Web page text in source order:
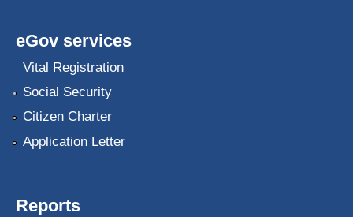
eGov services
Vital Registration
Social Security
Citizen Charter
Application Letter
Reports